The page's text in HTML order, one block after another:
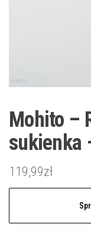
Mohito –
sukienka
119,99zł